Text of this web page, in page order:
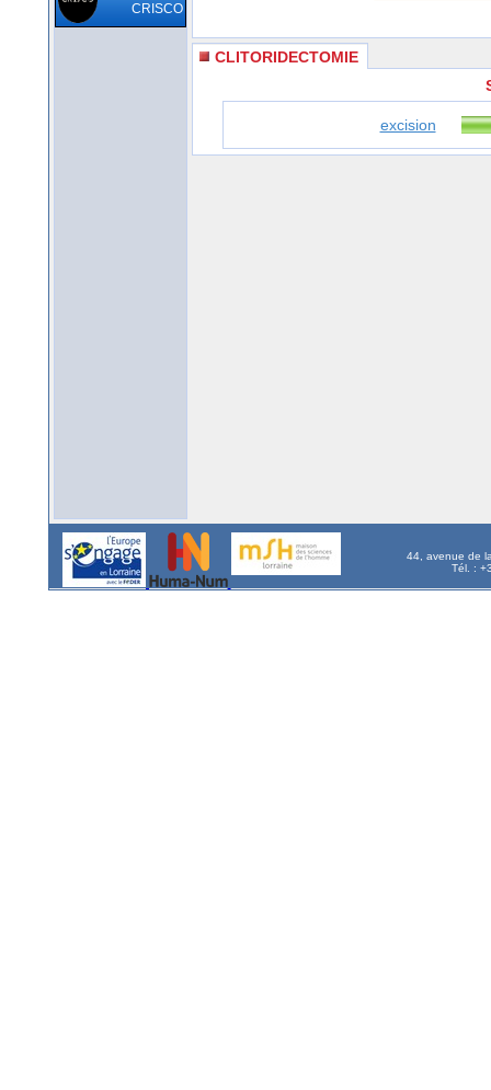
CRISCO
CLITORIDECTOMIE
excision
44, avenue de
Tél. :